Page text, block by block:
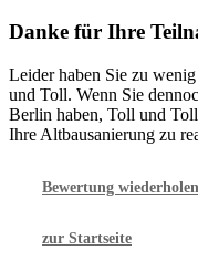
Danke für Ihre
Leider haben Sie zu
und Toll. Wenn Sie
Berlin haben, Toll und
Ihre Altbausanierung zu
Bewertung wiederholen
zur Startseite